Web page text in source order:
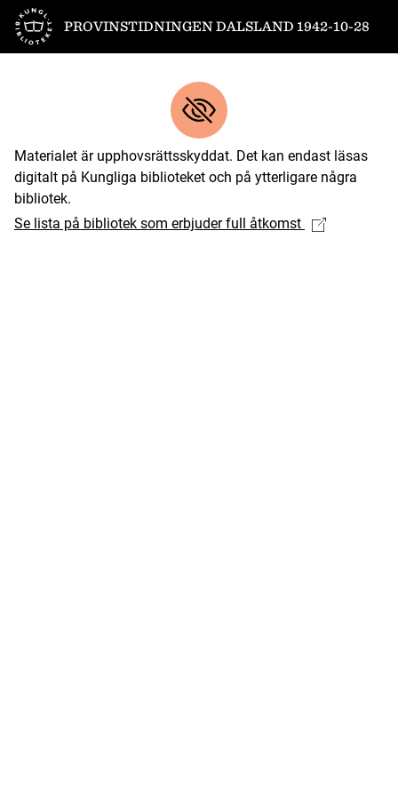
Till startsidan
PROVINSTIDNINGEN DALSLAND 1942-10-28
Materialet är upphovsrättsskyddat. Det kan endast läsas
digitalt på Kungliga biblioteket och på ytterligare några
bibliotek.
Se lista på bibliotek som erbjuder full åtkomst